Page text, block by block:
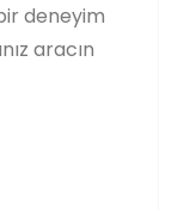
deneyim
aracın